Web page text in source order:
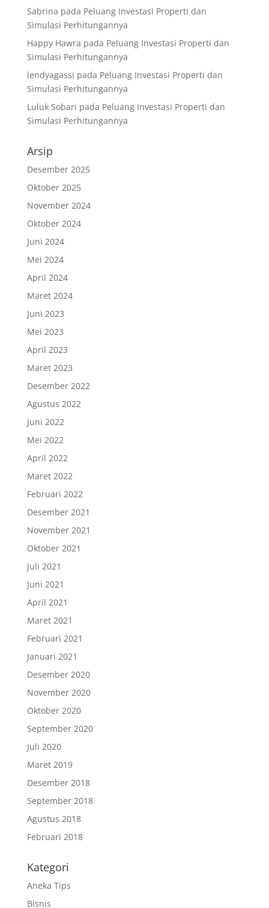
Sabrina pada Peluang Investasi Properti dan
Simulasi Perhitungannya
Happy Hawra pada Peluang Investasi Properti dan
Simulasi Perhitungannya
lendyagassi pada Peluang Investasi Properti dan
Simulasi Perhitungannya
Luluk Sobari pada Peluang Investasi Properti dan
Simulasi Perhitungannya
Arsip
Desember 2025
Oktober 2025
November 2024
Oktober 2024
Juni 2024
Mei 2024
April 2024
Maret 2024
Juni 2023
Mei 2023
April 2023
Maret 2023
Desember 2022
Agustus 2022
Juni 2022
Mei 2022
April 2022
Maret 2022
Februari 2022
Desember 2021
November 2021
Oktober 2021
Juli 2021
Juni 2021
April 2021
Maret 2021
Februari 2021
Januari 2021
Desember 2020
November 2020
Oktober 2020
September 2020
Juli 2020
Maret 2019
Desember 2018
September 2018
Agustus 2018
Februari 2018
Kategori
Aneka Tips
Bisnis